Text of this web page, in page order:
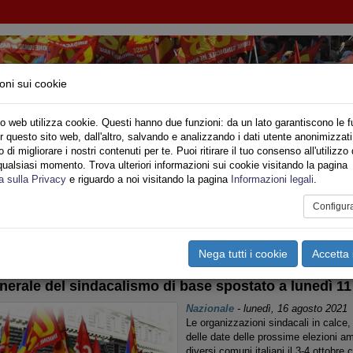
DI BASE - CONFEDERAZIONE
Privato Territori Sociale Speciali Multimedia
del sindacalismo di base spostato a lunedì
Nazionale- lunedì, 16 agosto 2021
Le organizzazioni sindacali in
delle date delle prossime elezioni
sui cookie
web utilizza cookie. Questi hanno due funzioni: da un lato garantiscono le
questo sito web, dall'altro, salvando e analizzando i dati utente
di migliorare i nostri contenuti per te. Puoi ritirare il tuo consenso all'utilizzo
momento. Trova ulteriori informazioni sui cookie visitando la pagina
sulla Privacy e riguardo a noi visitando la pagina Informazioni legali.
Nega tutti i cookie Accetta